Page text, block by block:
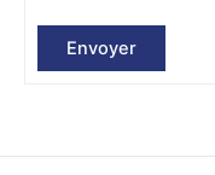
Envoyer